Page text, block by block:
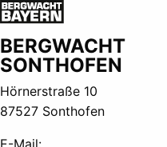
BERGWACHT
SONTHOFEN
Hörnerstraße 10
87527 Sonthofen
E-Mail: